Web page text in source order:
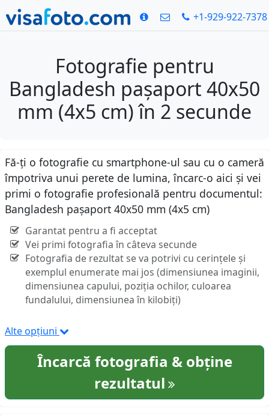
+1-929-922-7378
Fotografie pentru
Bangladesh pașaport 40x50
mm (4x5 cm) în 2 secunde
Fă-ți o fotografie cu smartphone-ul sau cu o cameră
împotriva unui perete de lumina, încarc-o aici și vei
primi o fotografie profesională pentru documentul:
Bangladesh pașaport 40x50 mm (4x5 cm)
Garantat pentru a fi acceptat
Vei primi fotografia în câteva secunde
Fotografia de rezultat se va potrivi cu cerințele și
exemplul enumerate mai jos (dimensiunea imaginii,
dimensiunea capului, poziția ochilor, culoarea
fundalului, dimensiunea în kilobiți)
Alte opțiuni
Încarcă fotografia & obține
rezultatul